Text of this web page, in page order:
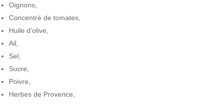
Oignons,
Concentré de tomates,
Huile d’olive,
Ail,
Sel,
Sucre,
Poivre,
Herbes de Provence,